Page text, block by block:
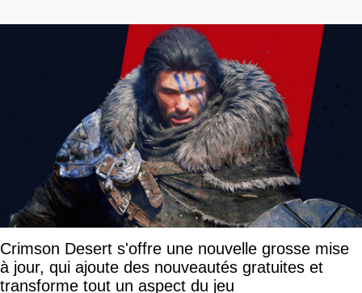
Crimson Desert s'offre une nouvelle grosse mise
à jour, qui ajoute des nouveautés gratuites et
transforme tout un aspect du jeu